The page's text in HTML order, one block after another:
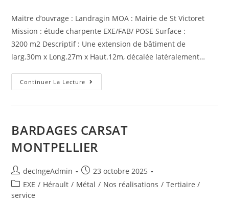
Maitre d’ouvrage : Landragin MOA : Mairie de St Victoret
Mission : étude charpente EXE/FAB/ POSE Surface :
3200 m2 Descriptif : Une extension de bâtiment de
larg.30m x Long.27m x Haut.12m, décalée latéralement…
Continuer La Lecture
BARDAGES CARSAT
MONTPELLIER
decIngeAdmin
23 octobre 2025
EXE / Hérault / Métal / Nos réalisations / Tertiaire /
service